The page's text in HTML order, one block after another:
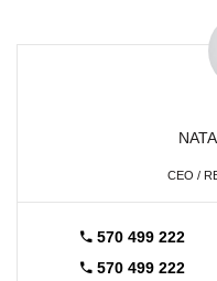
CEO /
570 499 222
570 499 222